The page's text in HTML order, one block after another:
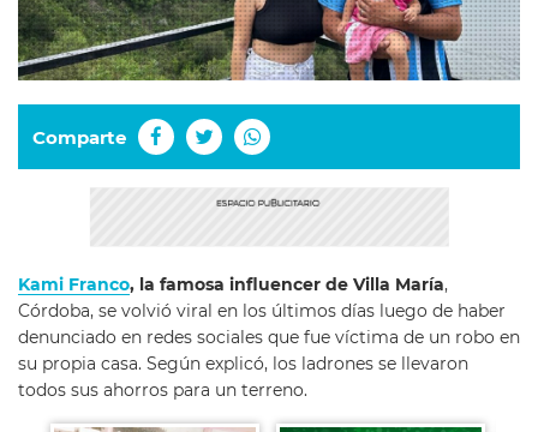
Comparte
Kami Franco, la famosa influencer de Villa María,
Córdoba, se volvió viral en los últimos días luego de haber
denunciado en redes sociales que fue víctima de un robo en
su propia casa. Según explicó, los ladrones se llevaron
todos sus ahorros para un terreno.